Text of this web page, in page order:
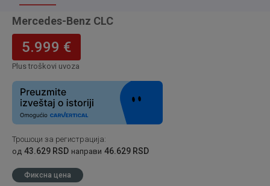
Mercedes-Benz CLC
5.999 €
Plus troškovi uvoza
Трошоци за регистрација:
од 43.629 RSD направи 46.629 RSD
Фиксна цена